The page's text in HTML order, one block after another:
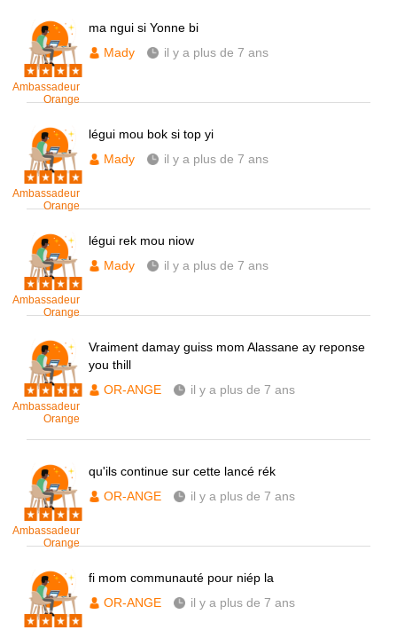
Ambassadeur
Orange
ma ngui si Yonne bi
Mady
il y a plus de 7 ans
Ambassadeur
Orange
légui mou bok si top yi
Mady
il y a plus de 7 ans
Ambassadeur
Orange
légui rek mou niow
Mady
il y a plus de 7 ans
Ambassadeur
Orange
Vraiment damay guiss mom Alassane ay reponse
you thill
OR-ANGE
il y a plus de 7 ans
Ambassadeur
Orange
qu'ils continue sur cette lancé rék
OR-ANGE
il y a plus de 7 ans
fi mom communauté pour niép la
OR-ANGE
il y a plus de 7 ans